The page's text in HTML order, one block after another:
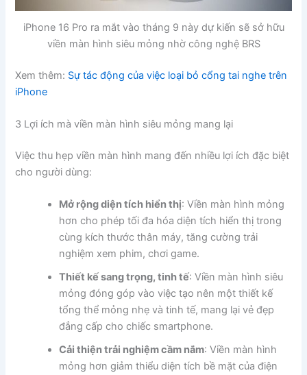
iPhone 16 Pro ra mắt vào tháng 9 này dự kiến sẽ sở hữu
viền màn hình siêu mỏng nhờ công nghệ BRS
Xem thêm: Sự tác động của việc loại bỏ cổng tai nghe trên
iPhone
3 Lợi ích mà viền màn hình siêu mỏng mang lại
Việc thu hẹp viền màn hình mang đến nhiều lợi ích đặc biệt
cho người dùng:
Mở rộng diện tích hiển thị: Viền màn hình mỏng
hơn cho phép tối đa hóa diện tích hiển thị trong
cùng kích thước thân máy, tăng cường trải
nghiệm xem phim, chơi game.
Thiết kế sang trọng, tinh tế: Viền màn hình siêu
mỏng đóng góp vào việc tạo nên một thiết kế
tổng thể mỏng nhẹ và tinh tế, mang lại vẻ đẹp
đẳng cấp cho chiếc smartphone.
Cải thiện trải nghiệm cầm nắm: Viền màn hình
mỏng hơn giảm thiểu diện tích bề mặt của điện